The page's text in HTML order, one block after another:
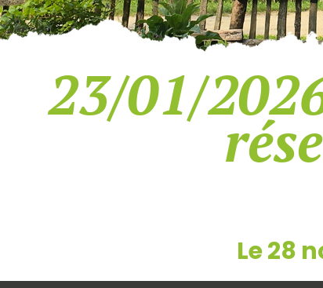
23/01/
Le 28